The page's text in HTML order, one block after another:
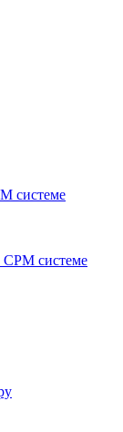
системе
СРМ системе